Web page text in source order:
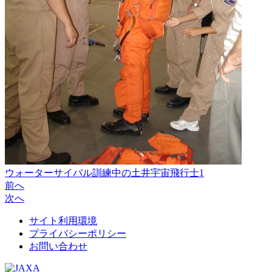
ウォーターサイバル訓練中の土井宇宙飛行士1
前へ
次へ
サイト利用環境
プライバシーポリシー
お問い合わせ